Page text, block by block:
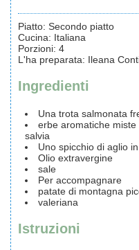
Piatto: Secondo piatto
Cucina: Italiana
Porzioni: 4
L'ha preparata: Ileana
Ingredienti
Una trota salmonata
erbe aromatiche miste
salvia
Uno spicchio di aglio
Olio extravergine
sale
Per accompagnare
patate di montagna
valeriana
Istruzioni